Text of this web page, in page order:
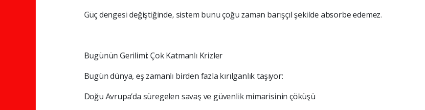
Güç dengesi değiştiğinde, sistem bunu çoğu zaman barışçıl şekilde absorbe edemez.
Bugünün Gerilimi: Çok Katmanlı Krizler
Bugün dünya, eş zamanlı birden fazla kırılganlık taşıyor:
Doğu Avrupa’da süregelen savaş ve güvenlik mimarisinin çöküşü